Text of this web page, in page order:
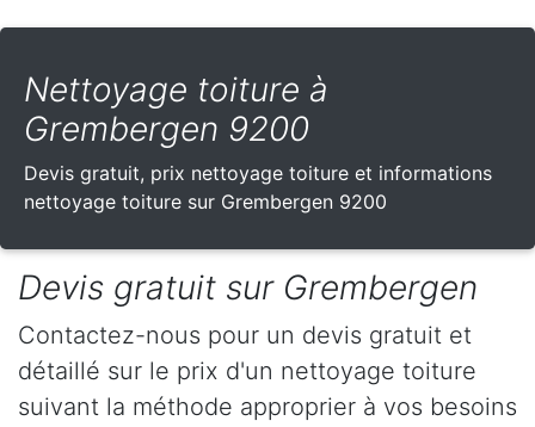
Nettoyage toiture à
Grembergen 9200
Devis gratuit, prix nettoyage toiture et informations
nettoyage toiture sur Grembergen 9200
Devis gratuit sur Grembergen
Contactez-nous pour un devis gratuit et
détaillé sur le prix d'un nettoyage toiture
suivant la méthode approprier à vos besoins